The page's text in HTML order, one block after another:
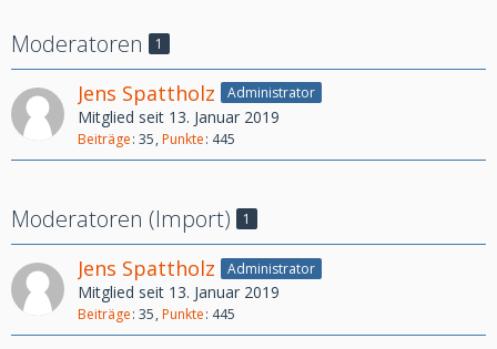
Moderatoren 1
Jens Spattholz Administrator
Mitglied seit 13. Januar 2019
Beiträge 35 Punkte 445
Moderatoren (Import) 1
Jens Spattholz Administrator
Mitglied seit 13. Januar 2019
Beiträge 35 Punkte 445